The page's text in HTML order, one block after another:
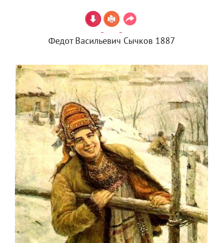
Федот Васильевич Сычков 1887